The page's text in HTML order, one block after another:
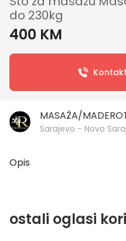
do 230kg
400 KM
MASAŽA/
Sarajevo - Novo
Opis
ostali oglasi